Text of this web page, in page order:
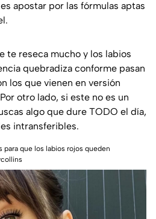
apostar por las fórmulas aptas
te reseca mucho y los labios
quebradiza conforme pasan
los que vienen en versión
otro lado, si este no es un
algo que dure TODO el día,
intransferibles.
que los labios rojos queden